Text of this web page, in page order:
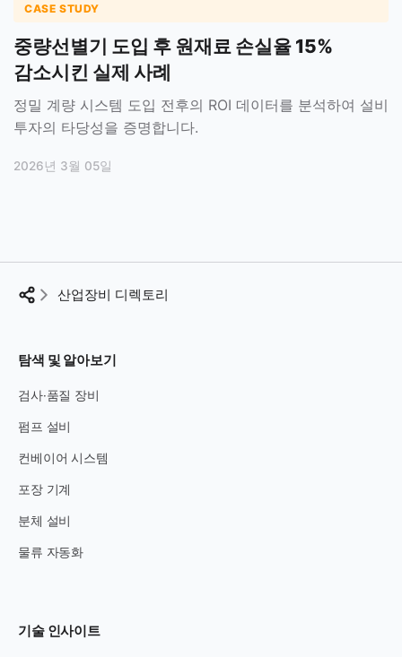
CASE STUDY
중량선별기 도입 후 원재료 손실율 15%
감소시킨 실제 사례
정밀 계량 시스템 도입 전후의 ROI 데이터를 분석하여 설비
투자의 타당성을 증명합니다.
2026년 3월 05일
산업장비 디렉토리
탐색 및 알아보기
검사·품질 장비
펌프 설비
컨베이어 시스템
포장 기계
분체 설비
물류 자동화
기술 인사이트